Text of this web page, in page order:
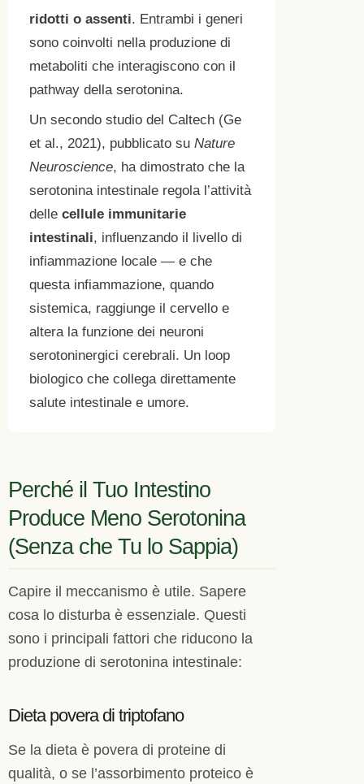
ridotti o assenti. Entrambi i generi
sono coinvolti nella produzione di
metaboliti che interagiscono con il
pathway della serotonina.
Un secondo studio del Caltech (Ge
et al., 2021), pubblicato su Nature
Neuroscience, ha dimostrato che la
serotonina intestinale regola l’attività
delle cellule immunitarie
intestinali, influenzando il livello di
infiammazione locale — e che
questa infiammazione, quando
sistemica, raggiunge il cervello e
altera la funzione dei neuroni
serotoninergici cerebrali. Un loop
biologico che collega direttamente
salute intestinale e umore.
Perché il Tuo Intestino
Produce Meno Serotonina
(Senza che Tu lo Sappia)
Capire il meccanismo è utile. Sapere
cosa lo disturba è essenziale. Questi
sono i principali fattori che riducono la
produzione di serotonina intestinale:
Dieta povera di triptofano
Se la dieta è povera di proteine di
qualità, o se l’assorbimento proteico è